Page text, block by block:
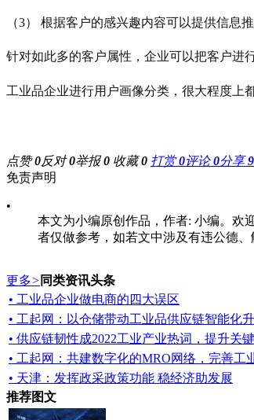
（3） 根据客户的感兴趣内容可以提供信息
针对如此多的客户属性，企业可以把客户进
工业品企业进行用户画像分类，很大程度上
点赞0反对0举报0 收藏0 打赏0评论0分享
免责声明
•
本文为小编原创作品，作者: 小编。欢
者仅做参考，如若文中涉及有违公德
更多> 同类资讯头条
• 工业品企业做电商的四大误区
• 工起网：以仓储带动工业品供应链智能化
• 供应链韧性成2022工业产业热词，提升关
• 工起网：共建数字化的MRO网络，完善工
• 天津：发挥政采政策功能 稳经济助发展
推荐图文